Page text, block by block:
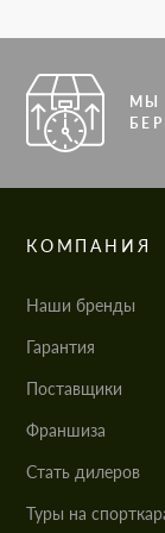
МЫ
КОМПАНИЯ
Наши бренды
Гарантия
Поставщики
Франшиза
Стать дилеров
Туры на